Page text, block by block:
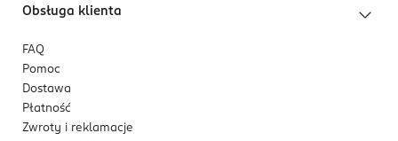
Obsługa klienta
FAQ
Pomoc
Dostawa
Płatność
Zwroty i reklamacje